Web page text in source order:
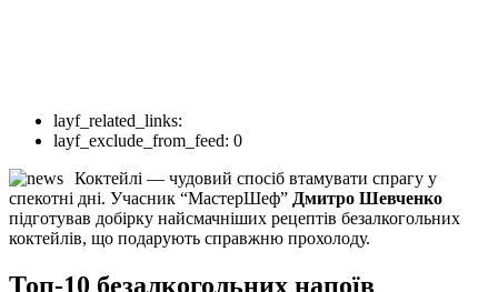
layf_related_links:
layf_exclude_from_feed: 0
Коктейлі — чудовий спосіб втамувати спрагу у
спекотні дні. Учасник “МастерШеф” Дмитро Шевченко
підготував добірку найсмачніших рецептів безалкогольних
коктейлів, що подарують справжню прохолоду.
Топ-10 безалкогольних напоїв